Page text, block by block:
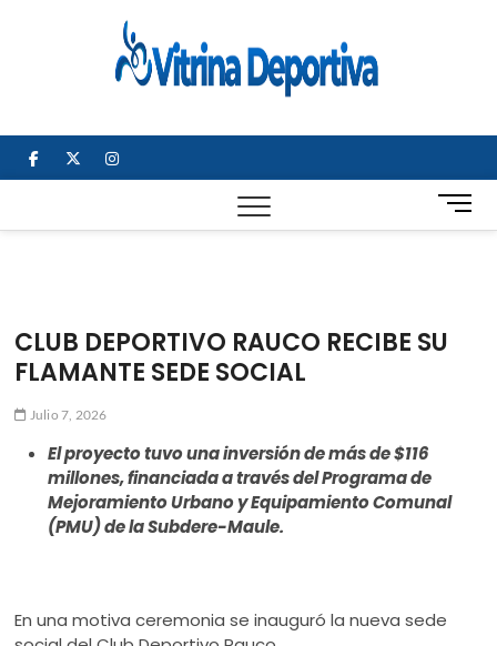
facebook
twitterinstagram
B
o
e
CLUB DEPORTIVO RAUCO RECIBE SU
FLAMANTE SEDE SOCIAL
Julio 7, 2026
El proyecto tuvo una inversión de más de $116
millones, financiada a través del Programa de
Mejoramiento Urbano y Equipamiento Comunal
(PMU) de la Subdere-Maule.
En una motiva ceremonia se inauguró la nueva sede